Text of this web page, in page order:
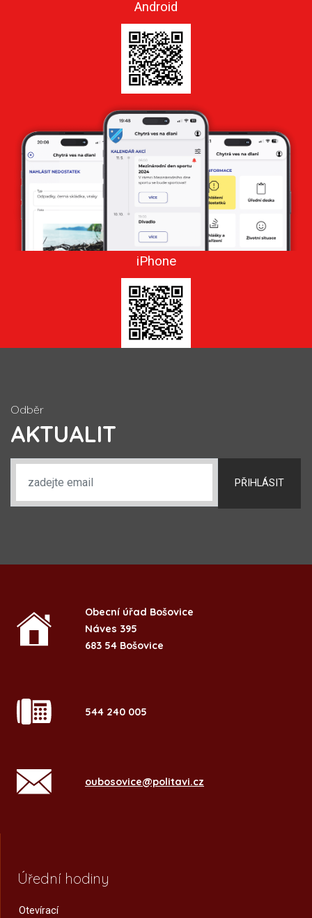
Android
iPhone
Odběr
AKTUALIT
PŘIHLÁSIT
Obecní úřad Bošovice
Náves 395
683 54 Bošovice
544 240 005
oubosovice@politavi.cz
Úřední hodiny
Otevírací